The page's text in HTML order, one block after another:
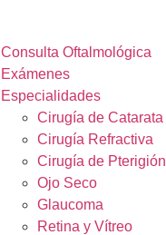
Consulta Oftalmológica
Exámenes
Especialidades
Cirugía de Catarata
Cirugía Refractiva
Cirugía de Pterigión
Ojo Seco
Glaucoma
Retina y Vítreo